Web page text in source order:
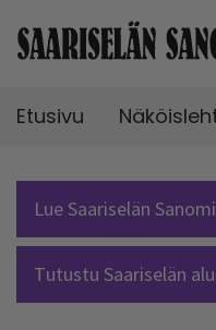
Etusivu
Lue Saariselän
Tutustu Saariselän